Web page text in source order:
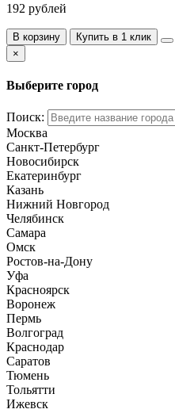
192 рублей
В корзину
Купить в 1 клик
×
Выберите город
Поиск:
Москва
Санкт-Петербург
Новосибирск
Екатеринбург
Казань
Нижний Новгород
Челябинск
Самара
Омск
Ростов-на-Дону
Уфа
Красноярск
Воронеж
Пермь
Волгоград
Краснодар
Саратов
Тюмень
Тольятти
Ижевск